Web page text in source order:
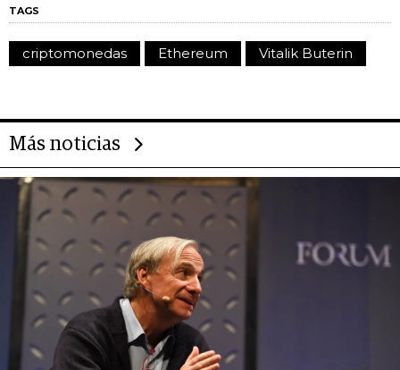
TAGS
criptomonedas Ethereum Vitalik Buterin
Más noticias